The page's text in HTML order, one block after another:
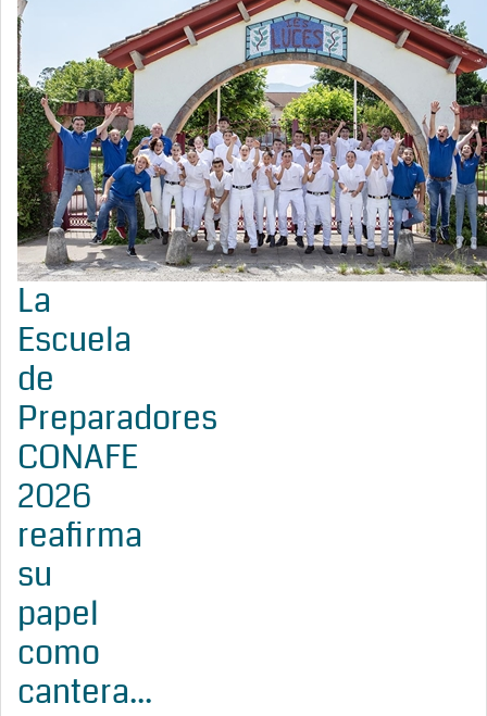
La
Escuela
de
Preparadores
CONAFE
2026
reafirma
su
papel
como
cantera...